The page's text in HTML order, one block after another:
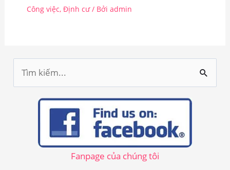
Công việc, Định cư/ Bởi admin
ì
Fanpage của chúng tôi